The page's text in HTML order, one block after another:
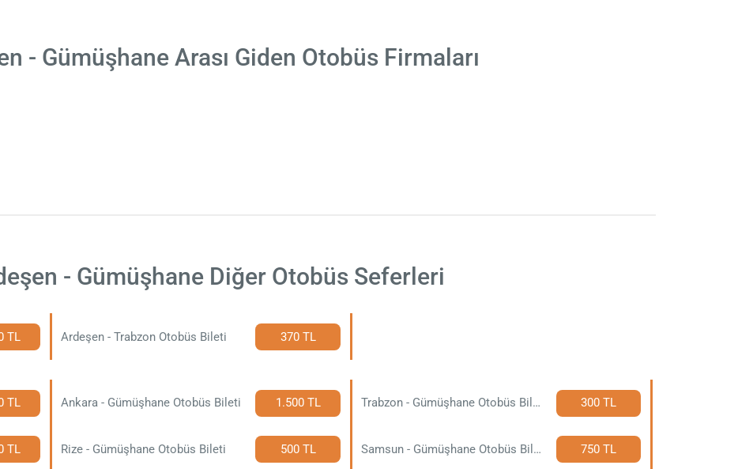
- Gümüşhane Arası Giden Otobüs Firmaları
- Gümüşhane Diğer Otobüs Seferleri
TL Ardeşen - Trabzon Otobüs Bileti 370 TL
TL Ankara - Gümüşhane Otobüs Bileti 1.500 TL Trabzon - Gümüşhane Otobüs Bileti 300 TL
TL Rize - Gümüşhane Otobüs Bileti 500 TL Samsun - Gümüşhane Otobüs Bileti 750 TL